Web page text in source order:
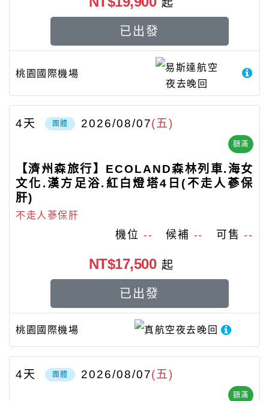
桃園國際機場
易斯達航空
夜去晚回
起
已出發
額滿
團體 2026/08/07(五)
4天
【濟州森旅行】ECOLAND森林列車.海女
文化.漢方足浴.紅白燈塔4日(不走人蔘保
肝)
機位 -- 候補 -- 可售--
不走人蔘保肝
桃園國際機場 真航空夜去晚回
NT$17,500 起
已出發
額滿
團體 2026/08/07(五)
4天